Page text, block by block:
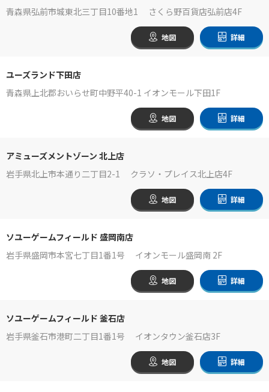
青森県弘前市城東北三丁目10番地1 さくら野百貨店弘前店4F
地図 詳細
ユーズランド下田店
青森県上北郡おいらせ町中野平40-1 イオンモール下田1F
地図 詳細
アミューズメントゾーン 北上店
岩手県北上市本通り二丁目2-1 クラソ・プレイス北上店4F
地図 詳細
ソユーゲームフィールド 盛岡南店
岩手県盛岡市本宮七丁目1番1号 イオンモール盛岡南 2F
地図 詳細
ソユーゲームフィールド 釜石店
岩手県釜石市港町二丁目1番1号 イオンタウン釜石店3F
地図 詳細